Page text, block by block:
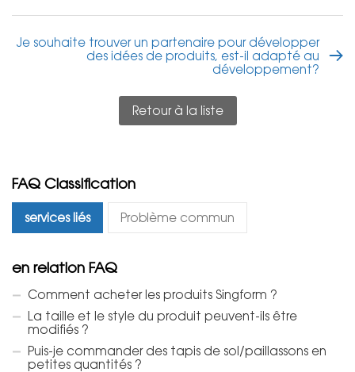
Je souhaite trouver un partenaire pour développer
des idées de produits, est-il adapté au
développement?
Retour à la liste
FAQ Classification
services liés Problème commun
en relation FAQ
Comment acheter les produits Singform ?
La taille et le style du produit peuvent-ils être
modifiés ?
Puis-je commander des tapis de sol/paillassons en
petites quantités ?